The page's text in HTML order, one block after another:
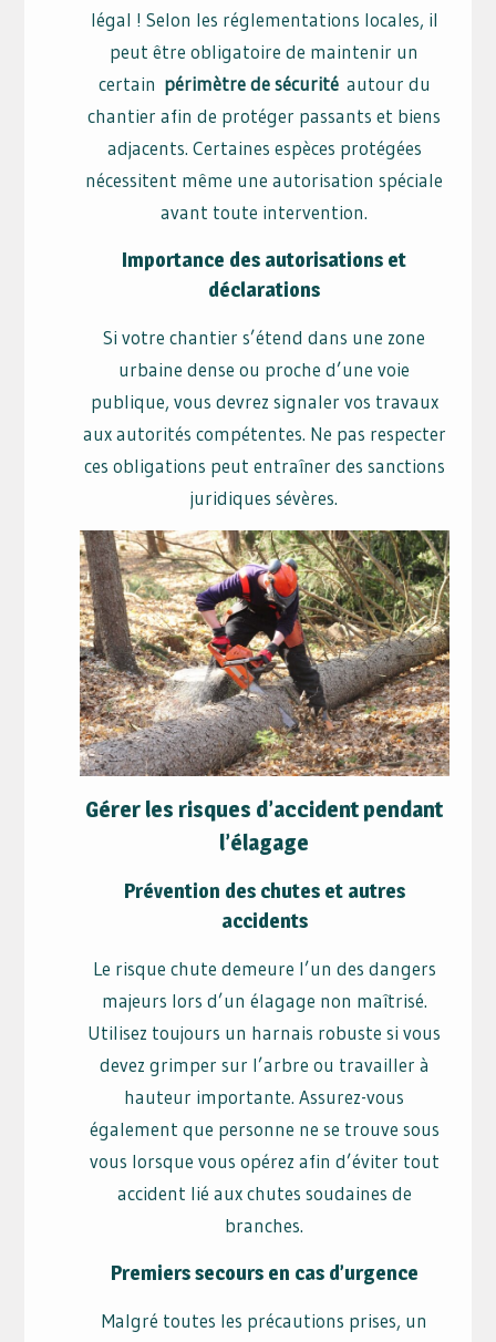
légal ! Selon les réglementations locales, il
peut être obligatoire de maintenir un
certain périmètre de sécuritéautour du
chantier afin de protéger passants et biens
adjacents. Certaines espèces protégées
nécessitent même une autorisation spéciale
avant toute intervention.
Importance des autorisations et
déclarations
Si votre chantier s’étend dans une zone
urbaine dense ou proche d’une voie
publique, vous devrez signaler vos travaux
aux autorités compétentes. Ne pas respecter
ces obligations peut entraîner des sanctions
juridiques sévères.
Gérer les risques d’accident pendant
l’élagage
Prévention des chutes et autres
accidents
Le risque chute demeure l’un des dangers
majeurs lors d’un élagage non maîtrisé.
Utilisez toujours un harnais robuste si vous
devez grimper sur l’arbre ou travailler à
hauteur importante. Assurez-vous
également que personne ne se trouve sous
vous lorsque vous opérez afin d’éviter tout
accident lié aux chutes soudaines de
branches.
Premiers secours en cas d’urgence
Malgré toutes les précautions prises, un